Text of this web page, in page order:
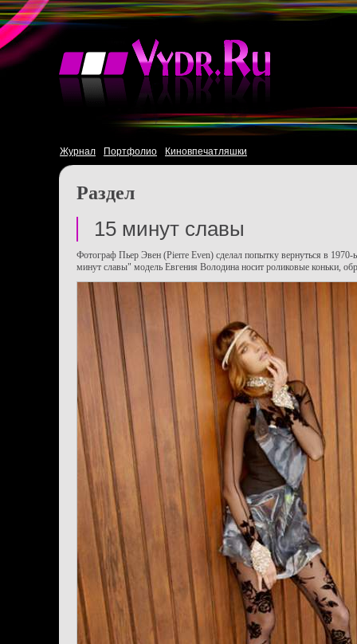
Журнал Портфолио Киновпечатляшки
Раздел
15 минут славы
Фотограф Пьер Эвен (Pierre Even) сделал попытку вернуться в 1970-
минут славы" модель Евгения Володина носит роликовые коньки,